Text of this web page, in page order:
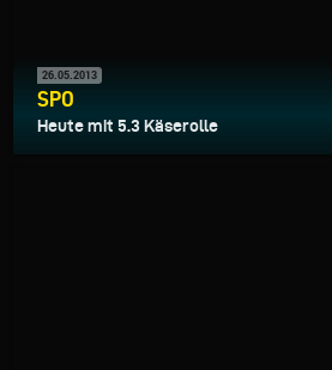
26.05.2013
SPO
Heute mit 5.3 Käserolle